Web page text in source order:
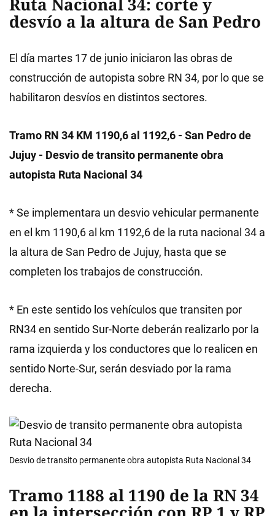
desvío a la altura de San Pedro
El día martes 17 de junio iniciaron las obras de
construcción de autopista sobre RN 34, por lo que se
habilitaron desvíos en distintos sectores.
Tramo RN 34 KM 1190,6 al 1192,6 - San Pedro de
Jujuy - Desvio de transito permanente obra
autopista Ruta Nacional 34
* Se implementara un desvio vehicular permanente
en el km 1190,6 al km 1192,6 de la ruta nacional 34 a
la altura de San Pedro de Jujuy, hasta que se
completen los trabajos de construcción.
* En este sentido los vehículos que transiten por
RN34 en sentido Sur-Norte deberán realizarlo por la
rama izquierda y los conductores que lo realicen en
sentido Norte-Sur, serán desviado por la rama
derecha.
Desvio de transito permanente obra autopista Ruta Nacional 34
Tramo 1188 al 1190 de la RN 34